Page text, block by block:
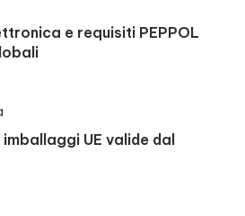
e requisiti PEPPOL
UE valide dal